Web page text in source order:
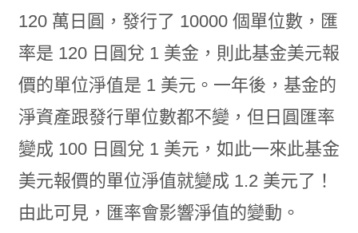
120 萬日圓，發行了 10000 個單位數，匯
率是 120 日圓兌 1 美金，則此基金美元報
價的單位淨值是 1 美元。一年後，基金的
淨資產跟發行單位數都不變，但日圓匯率
變成 100 日圓兌 1 美元，如此一來此基金
美元報價的單位淨值就變成 1.2 美元了！
由此可見，匯率會影響淨值的變動。